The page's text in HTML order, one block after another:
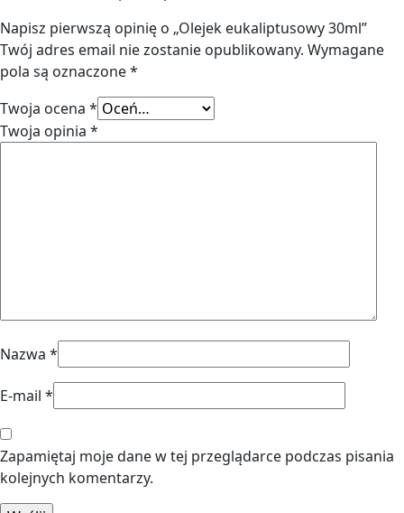
Napisz pierwszą opinię o „Olejek eukaliptusowy 30ml”
Twój adres email nie zostanie opublikowany. Wymagane
pola są oznaczone*
Twoja ocena *
Twoja opinia *
Nazwa *
E-mail *
Zapamiętaj moje dane w tej przeglądarce podczas pisania
kolejnych komentarzy.